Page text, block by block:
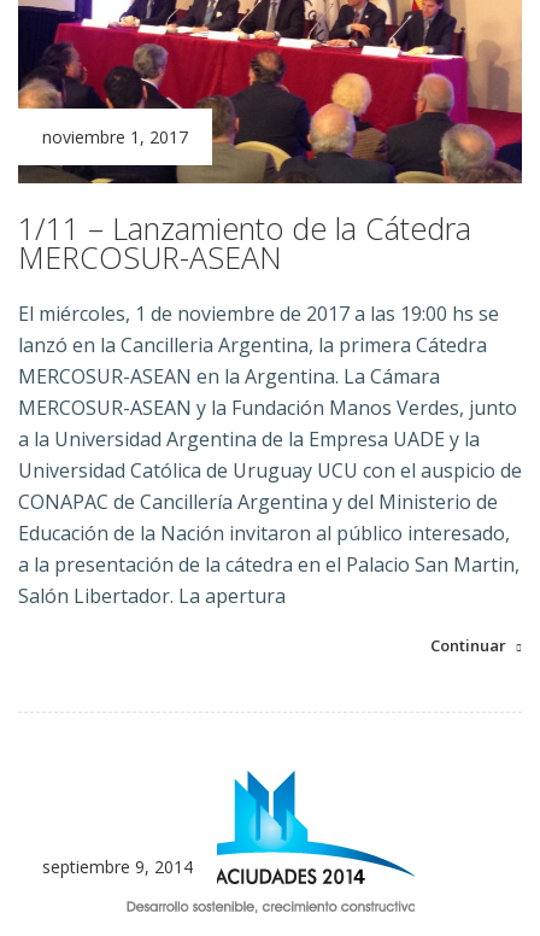
noviembre 1, 2017
1/11 – Lanzamiento de la Cátedra
MERCOSUR-ASEAN
El miércoles, 1 de noviembre de 2017 a las 19:00 hs se
lanzó en la Cancilleria Argentina, la primera Cátedra
MERCOSUR-ASEAN en la Argentina. La Cámara
MERCOSUR-ASEAN y la Fundación Manos Verdes, junto
a la Universidad Argentina de la Empresa UADE y la
Universidad Católica de Uruguay UCU con el auspicio de
CONAPAC de Cancillería Argentina y del Ministerio de
Educación de la Nación invitaron al público interesado,
a la presentación de la cátedra en el Palacio San Martin,
Salón Libertador. La apertura
Continuar
septiembre 9, 2014